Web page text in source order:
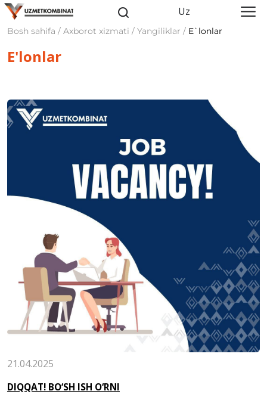
Uz
Bosh sahifa / Axborot xizmati / Yangiliklar / E`lonlar
E'lonlar
21.04.2025
DIQQAT! BO‘SH ISH O‘RNI